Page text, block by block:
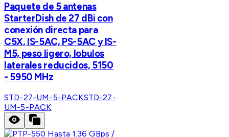
Paquete de 5 antenas
StarterDish de 27 dBi con
conexión directa para
C5X, IS-5AC, PS-5AC y IS-
M5, peso ligero, lobulos
laterales reducidos, 5150
- 5950 MHz
STD-27-UM-5-PACKSTD-27-
UM-5-PACK